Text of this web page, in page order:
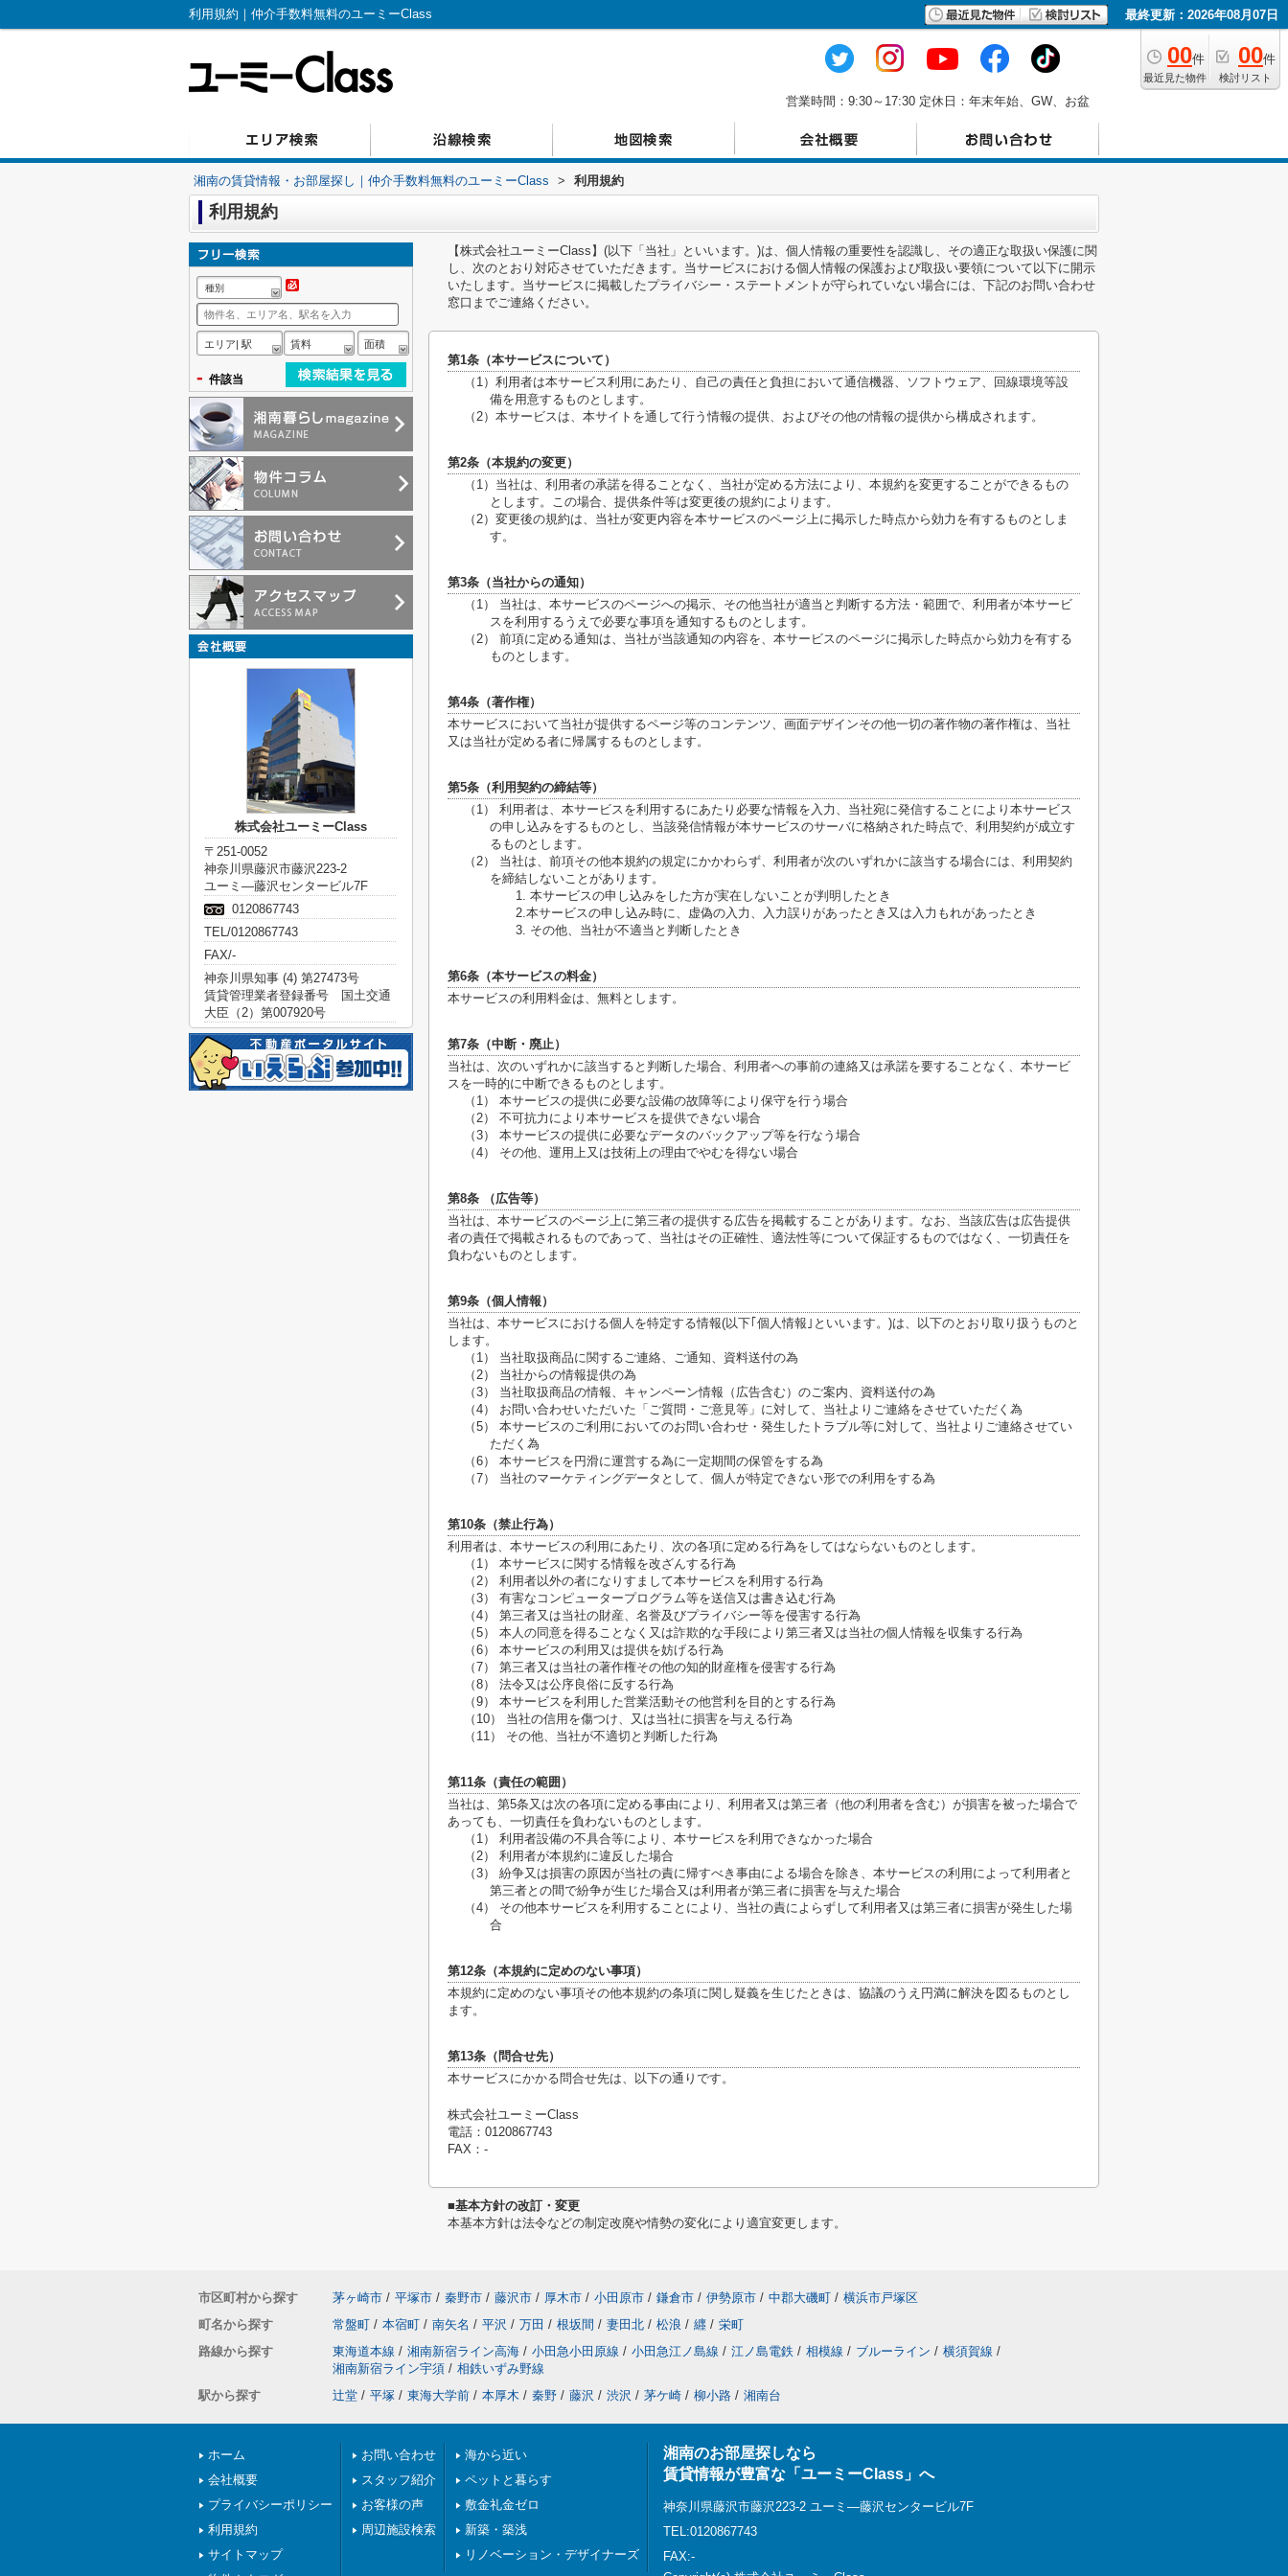
利用規約｜仲介手数料無料のユーミーClass 最終更新：2026年08月07日
00件
最近見た物件
00件
検討リスト
営業時間：9:30～17:30 定休日：年末年始、GW、お盆
湘南の賃貸情報・お部屋探し｜仲介手数料無料のユーミーClass > 利用規約
利用規約
【株式会社ユーミーClass】(以下「当社」といいます。)は、個人情報の重要性を認識し、その適正な取扱い保護に関
し、次のとおり対応させていただきます。当サービスにおける個人情報の保護および取扱い要領について以下に開示
いたします。当サービスに掲載したプライバシー・ステートメントが守られていない場合には、下記のお問い合わせ
窓口までご連絡ください。
第1条（本サービスについて）
（1）利用者は本サービス利用にあたり、自己の責任と負担において通信機器、ソフトウェア、回線環境等設
備を用意するものとします。
（2）本サービスは、本サイトを通して行う情報の提供、およびその他の情報の提供から構成されます。
第2条（本規約の変更）
（1）当社は、利用者の承諾を得ることなく、当社が定める方法により、本規約を変更することができるもの
とします。この場合、提供条件等は変更後の規約によります。
（2）変更後の規約は、当社が変更内容を本サービスのページ上に掲示した時点から効力を有するものとしま
す。
第3条（当社からの通知）
（1） 当社は、本サービスのページへの掲示、その他当社が適当と判断する方法・範囲で、利用者が本サービ
スを利用するうえで必要な事項を通知するものとします。
（2） 前項に定める通知は、当社が当該通知の内容を、本サービスのページに掲示した時点から効力を有する
ものとします。
第4条（著作権）
本サービスにおいて当社が提供するページ等のコンテンツ、画面デザインその他一切の著作物の著作権は、当社
又は当社が定める者に帰属するものとします。
第5条（利用契約の締結等）
（1） 利用者は、本サービスを利用するにあたり必要な情報を入力、当社宛に発信することにより本サービス
の申し込みをするものとし、当該発信情報が本サービスのサーバに格納された時点で、利用契約が成立す
るものとします。
（2） 当社は、前項その他本規約の規定にかかわらず、利用者が次のいずれかに該当する場合には、利用契約
を締結しないことがあります。
1. 本サービスの申し込みをした方が実在しないことが判明したとき
2.本サービスの申し込み時に、虚偽の入力、入力誤りがあったとき又は入力もれがあったとき
3. その他、当社が不適当と判断したとき
第6条（本サービスの料金）
本サービスの利用料金は、無料とします。
第7条（中断・廃止）
当社は、次のいずれかに該当すると判断した場合、利用者への事前の連絡又は承諾を要することなく、本サービ
スを一時的に中断できるものとします。
（1） 本サービスの提供に必要な設備の故障等により保守を行う場合
（2） 不可抗力により本サービスを提供できない場合
（3） 本サービスの提供に必要なデータのバックアップ等を行なう場合
（4） その他、運用上又は技術上の理由でやむを得ない場合
第8条 （広告等）
当社は、本サービスのページ上に第三者の提供する広告を掲載することがあります。なお、当該広告は広告提供
者の責任で掲載されるものであって、当社はその正確性、適法性等について保証するものではなく、一切責任を
負わないものとします。
第9条（個人情報）
当社は、本サービスにおける個人を特定する情報(以下｢個人情報｣といいます。)は、以下のとおり取り扱うものと
します。
（1） 当社取扱商品に関するご連絡、ご通知、資料送付の為
（2） 当社からの情報提供の為
（3） 当社取扱商品の情報、キャンペーン情報（広告含む）のご案内、資料送付の為
（4） お問い合わせいただいた「ご質問・ご意見等」に対して、当社よりご連絡をさせていただく為
（5） 本サービスのご利用においてのお問い合わせ・発生したトラブル等に対して、当社よりご連絡させてい
ただく為
（6） 本サービスを円滑に運営する為に一定期間の保管をする為
（7） 当社のマーケティングデータとして、個人が特定できない形での利用をする為
第10条（禁止行為）
利用者は、本サービスの利用にあたり、次の各項に定める行為をしてはならないものとします。
（1） 本サービスに関する情報を改ざんする行為
（2） 利用者以外の者になりすまして本サービスを利用する行為
（3） 有害なコンピュータープログラム等を送信又は書き込む行為
（4） 第三者又は当社の財産、名誉及びプライバシー等を侵害する行為
（5） 本人の同意を得ることなく又は詐欺的な手段により第三者又は当社の個人情報を収集する行為
（6） 本サービスの利用又は提供を妨げる行為
（7） 第三者又は当社の著作権その他の知的財産権を侵害する行為
（8） 法令又は公序良俗に反する行為
（9） 本サービスを利用した営業活動その他営利を目的とする行為
（10） 当社の信用を傷つけ、又は当社に損害を与える行為
（11） その他、当社が不適切と判断した行為
第11条（責任の範囲）
当社は、第5条又は次の各項に定める事由により、利用者又は第三者（他の利用者を含む）が損害を被った場合で
あっても、一切責任を負わないものとします。
（1） 利用者設備の不具合等により、本サービスを利用できなかった場合
（2） 利用者が本規約に違反した場合
（3） 紛争又は損害の原因が当社の責に帰すべき事由による場合を除き、本サービスの利用によって利用者と
第三者との間で紛争が生じた場合又は利用者が第三者に損害を与えた場合
（4） その他本サービスを利用することにより、当社の責によらずして利用者又は第三者に損害が発生した場
合
第12条（本規約に定めのない事項）
本規約に定めのない事項その他本規約の条項に関し疑義を生じたときは、協議のうえ円満に解決を図るものとし
ます。
第13条（問合せ先）
本サービスにかかる問合せ先は、以下の通りです。
株式会社ユーミーClass
電話：0120867743
FAX：-
■基本方針の改訂・変更
本基本方針は法令などの制定改廃や情勢の変化により適宜変更します。
種別
エリア| 駅 賃料 面積
- 件該当
株式会社ユーミーClass
〒251-0052
神奈川県藤沢市藤沢223-2
ユーミ―藤沢センタービル7F
0120867743
TEL/0120867743
FAX/-
神奈川県知事 (4) 第27473号
賃貸管理業者登録番号 国土交通
大臣（2）第007920号
市区町村から探す 茅ヶ崎市 / 平塚市 / 秦野市 / 藤沢市 / 厚木市 / 小田原市 / 鎌倉市 / 伊勢原市 / 中郡大磯町 / 横浜市戸塚区
町名から探す
常盤町 / 本宿町 / 南矢名 / 平沢 / 万田 / 根坂間 / 妻田北 / 松浪 / 纒 / 栄町
路線から探す
東海道本線 / 湘南新宿ライン高海 / 小田急小田原線 / 小田急江ノ島線 / 江ノ島電鉄 / 相模線 / ブルーライン / 横須賀線 /
湘南新宿ライン宇須 / 相鉄いずみ野線
駅から探す
辻堂 / 平塚 / 東海大学前 / 本厚木 / 秦野 / 藤沢 / 渋沢 / 茅ケ崎 / 柳小路 / 湘南台
ホーム
会社概要
プライバシーポリシー
利用規約
サイトマップ
お問い合わせ
スタッフ紹介
お客様の声
周辺施設検索
海から近い
ペットと暮らす
敷金礼金ゼロ
新築・築浅
リノベーション・デザイナーズ
湘南のお部屋探しなら
賃貸情報が豊富な「ユーミーClass」へ
神奈川県藤沢市藤沢223-2 ユーミ―藤沢センタービル7F
TEL:0120867743
FAX:-